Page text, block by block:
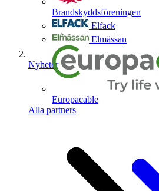
Brandskyddsföreningen
Elfack
Elmässan
Europacable
Alla partners
Nyheter